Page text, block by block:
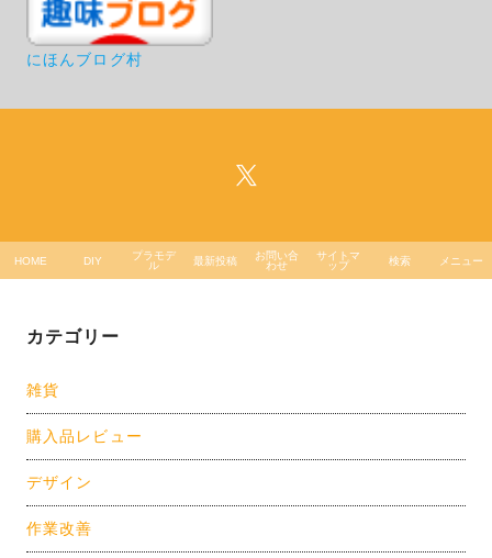
にほんブログ村
HOME DIY
プラモデ
ル
最新投稿
お問い合
わせ
サイトマ
ップ
検索 メニュー
カテゴリー
雑貨
購入品レビュー
デザイン
作業改善